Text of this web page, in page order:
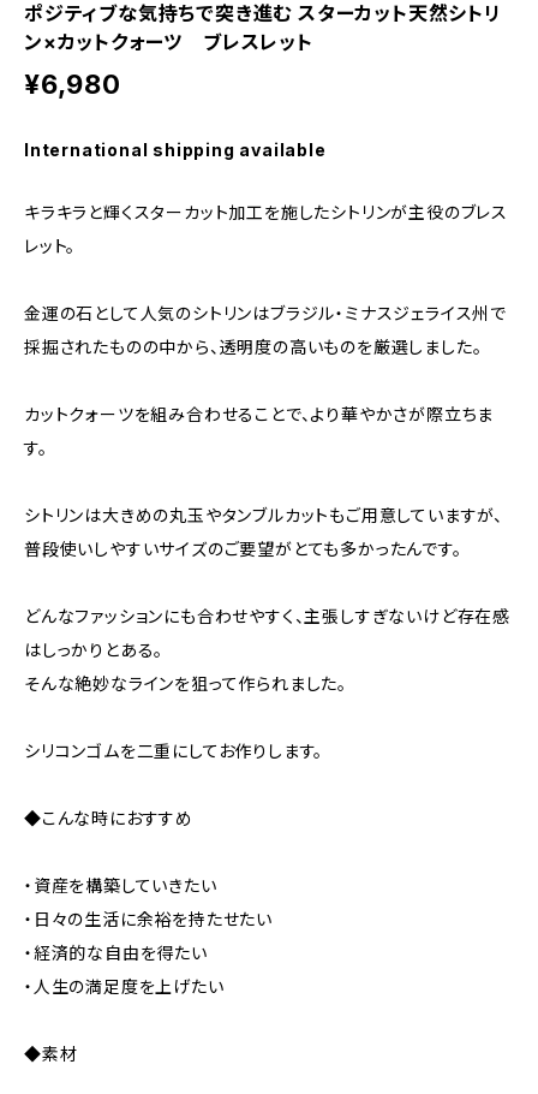
ポジティブな気持ちで突き進む スターカット天然シトリ
ン×カットクォーツ ブレスレット
¥6,980
International shipping available
キラキラと輝くスターカット加工を施したシトリンが主役のブレス
レット。
金運の石として人気のシトリンはブラジル・ミナスジェライス州で
採掘されたものの中から、透明度の高いものを厳選しました。
カットクォーツを組み合わせることで、より華やかさが際立ちま
す。
シトリンは大きめの丸玉やタンブルカットもご用意していますが、
普段使いしやすいサイズのご要望がとても多かったんです。
どんなファッションにも合わせやすく、主張しすぎないけど存在感
はしっかりとある。
そんな絶妙なラインを狙って作られました。
シリコンゴムを二重にしてお作りします。
◆こんな時におすすめ
・資産を構築していきたい
・日々の生活に余裕を持たせたい
・経済的な自由を得たい
・人生の満足度を上げたい
◆素材